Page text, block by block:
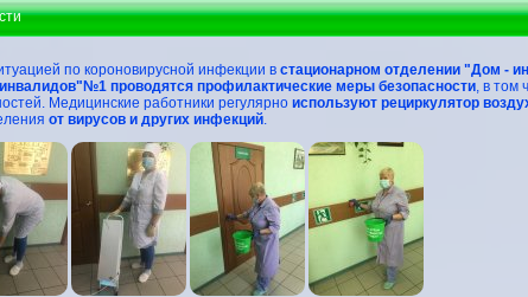
по короновирусной инфекции встационарном отделении "Дом -
инвалидов"№1 проводятся профилактические меры безопасности, в том
Медицинские работники регулярноиспользуют рециркулятор
от вирусов и других инфекций.